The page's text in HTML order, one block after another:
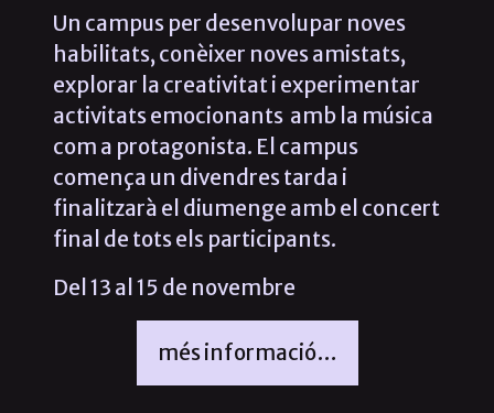
Un campus per desenvolupar noves
habilitats, conèixer noves amistats,
explorar la creativitat i experimentar
activitats emocionants amb la música
com a protagonista. El campus
comença un divendres tarda i
finalitzarà el diumenge amb el concert
final de tots els participants.
Del 13 al 15 de novembre
més informació…